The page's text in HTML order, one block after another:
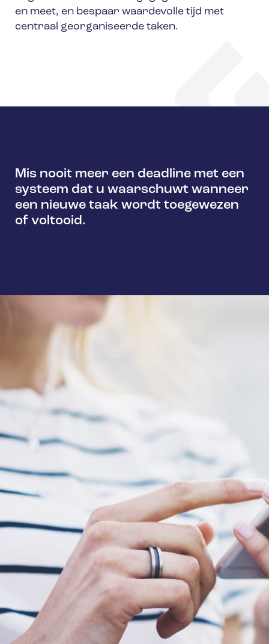
en meet, en bespaar waardevolle tijd met
centraal georganiseerde taken.
Mis nooit meer een deadline met een
systeem dat u waarschuwt wanneer
een nieuwe taak wordt toegewezen
of voltooid.